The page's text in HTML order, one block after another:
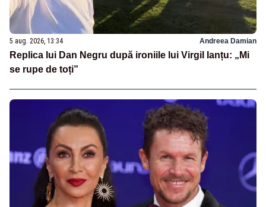
5 aug. 2026, 13:34 Andreea Damian
Replica lui Dan Negru după ironiile lui Virgil Ianțu: „Mi
se rupe de toți”